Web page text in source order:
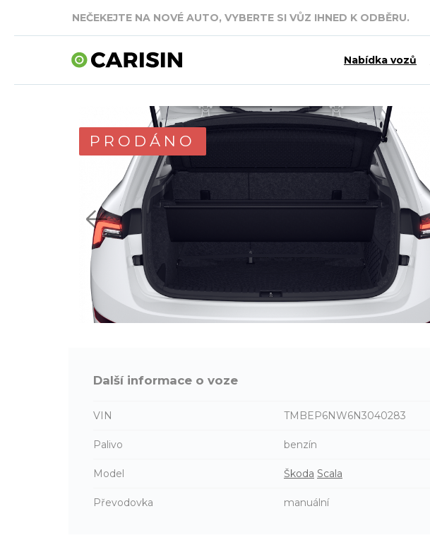
SKLADOVÁ AUTA V CELKOVÉ HODNOTĚ TÉMĚŘ 7,5 MILIARDY KČ.
Nabídka vozů
PRODÁNO
Další informace o voze
VIN TMBEP6NW6N3040283
Palivo benzín
Model Škoda Scala
Převodovka manuální